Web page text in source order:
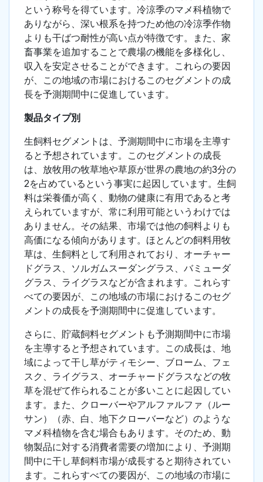
という称号を得ています。冷涼季のマメ科植物で
ありながら、深い根系を持つため他の冷涼季作物
よりも干ばつ耐性が高い点が特徴です。また、家
畜事業を追加することで農場の機能を多様化し、
収入を安定させることができます。これらの要因
が、この地域の市場におけるこのセグメントの成
長を予測期間中に促進しています。
製品タイプ別
生飼料セグメントは、予測期間中に市場を主導す
ると予想されています。このセグメントの成長
は、放牧用の牧草地や草原が世界の農地の約3分の
2を占めているという事実に起因しています。生飼
料は栄養価が高く、動物の健康に有用であると考
えられていますが、常に利用可能というわけでは
ありません。その結果、市場では他の飼料よりも
高価になる傾向があります。ほとんどの飼料用牧
草は、生飼料として利用されており、オーチャー
ドグラス、ソルガムスーダングラス、バミューダ
グラス、ライグラスなどが含まれます。これらす
べての要因が、この地域の市場におけるこのセグ
メントの成長を予測期間中に促進しています。
さらに、貯蔵飼料セグメントも予測期間中に市場
を主導すると予想されています。この成長は、地
域によって干し草がティモシー、ブローム、フェ
スク、ライグラス、オーチャードグラスなどの牧
草を混ぜて作られることが多いことに起因してい
ます。また、クローバーやアルファルファ（ルー
サン）（赤、白、地下クローバーなど）のような
マメ科植物を含む場合もあります。そのため、動
物製品に対する消費者需要の増加により、予測期
間中に干し草飼料市場が成長すると期待されてい
ます。これらすべての要因が、この地域の市場に